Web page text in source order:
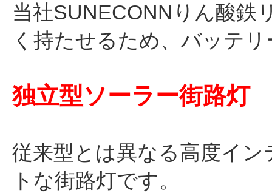
当社SUNECONNりん酸鉄
く持たせるため、バッテ
独立型ソーラー街路灯
従来型とは異なる高度イン
トな街路灯です。